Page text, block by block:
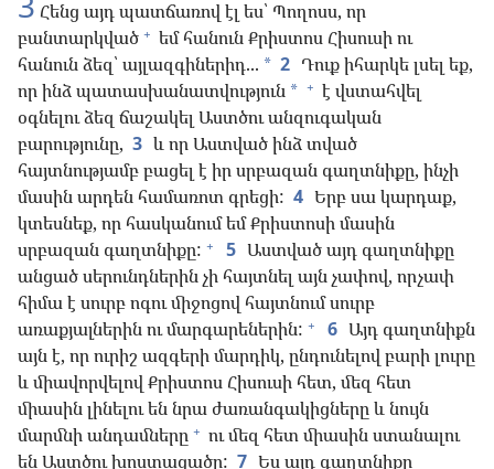
Հենց այդ պատճառով էլ ես՝ Պողոսս, որ
բանտարկված + եմ հանուն Քրիստոս Հիսուսի ու
հանուն ձեզ՝ այլազգիներիդ... * 2 Դուք իհարկե լսել եք,
որ ինձ պատասխանատվություն * + է վստահվել
օգնելու ձեզ ճաշակել Աստծու անզուգական
բարությունը, 3 և որ Աստված ինձ տված
հայտնությամբ բացել է իր սրբազան գաղտնիքը, ինչի
մասին արդեն համառոտ գրեցի: 4 Երբ սա կարդաք,
կտեսնեք, որ հասկանում եմ Քրիստոսի մասին
սրբազան գաղտնիքը: + 5 Աստված այդ գաղտնիքը
անցած սերունդներին չի հայտնել այն չափով, որչափ
հիմա է սուրբ ոգու միջոցով հայտնում սուրբ
առաքյալներին ու մարգարեներին: + 6 Այդ գաղտնիքն
այն է, որ ուրիշ ազգերի մարդիկ, ընդունելով բարի լուրը
և միավորվելով Քրիստոս Հիսուսի հետ, մեզ հետ
միասին լինելու են նրա ժառանգակիցները և նույն
մարմնի անդամները + ու մեզ հետ միասին ստանալու
են Աստծու խոստացածը: 7 Ես այդ գաղտնիքը